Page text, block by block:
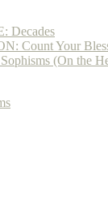
Decades
Count Your
(On the